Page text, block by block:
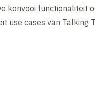
konvooi functionaliteit
use cases van Talking